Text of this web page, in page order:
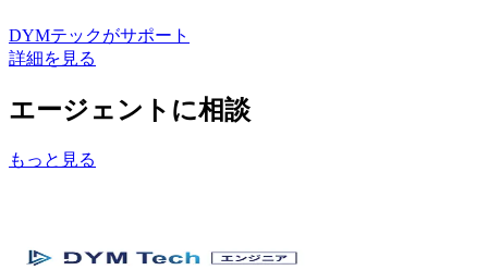
DYMテックがサポート
詳細を見る
エージェントに相談
もっと見る